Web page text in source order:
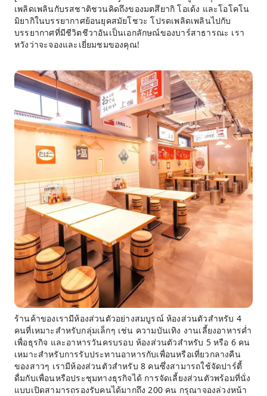
เพลิดเพลินกับรสชาติชวนคิดถึงของมตสึยากิ โอเด้ง และโอโคโน
มิยากิในบรรยากาศย้อนยุคสมัยโชวะ โปรดเพลิดเพลินไปกับ
บรรยากาศที่มีชีวิตชีวาอันเป็นเอกลักษณ์ของบาร์สาธารณะ เรา
หวังว่าจะจองและเยี่ยมชมของคุณ!
ร้านค้าของเรามีห้องส่วนตัวอย่างสมบูรณ์ ห้องส่วนตัวสำหรับ 4
คนที่เหมาะสำหรับกลุ่มเล็กๆ เช่น ความบันเทิง งานเลี้ยงอาหารค่ำ
เพื่อธุรกิจ และอาหารวันครบรอบ ห้องส่วนตัวสำหรับ 5 หรือ 6 คน
เหมาะสำหรับการรับประทานอาหารกับเพื่อนหรือเที่ยวกลางคืน
ของสาวๆ เรามีห้องส่วนตัวสำหรับ 8 คนซึ่งสามารถใช้จัดปาร์ตี้
ดื่มกับเพื่อนหรือประชุมทางธุรกิจได้ การจัดเลี้ยงส่วนตัวพร้อมที่นั่ง
แบบเปิดสามารถรองรับคนได้มากถึง 200 คน กรุณาจองล่วงหน้า